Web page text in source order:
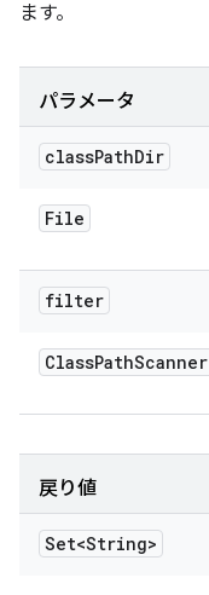
ます。
パラメータ
classPathDir
File
filter
ClassPathScanner
戻り値
Set<String>